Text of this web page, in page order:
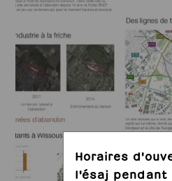
Horaires
l'ésaj pendant